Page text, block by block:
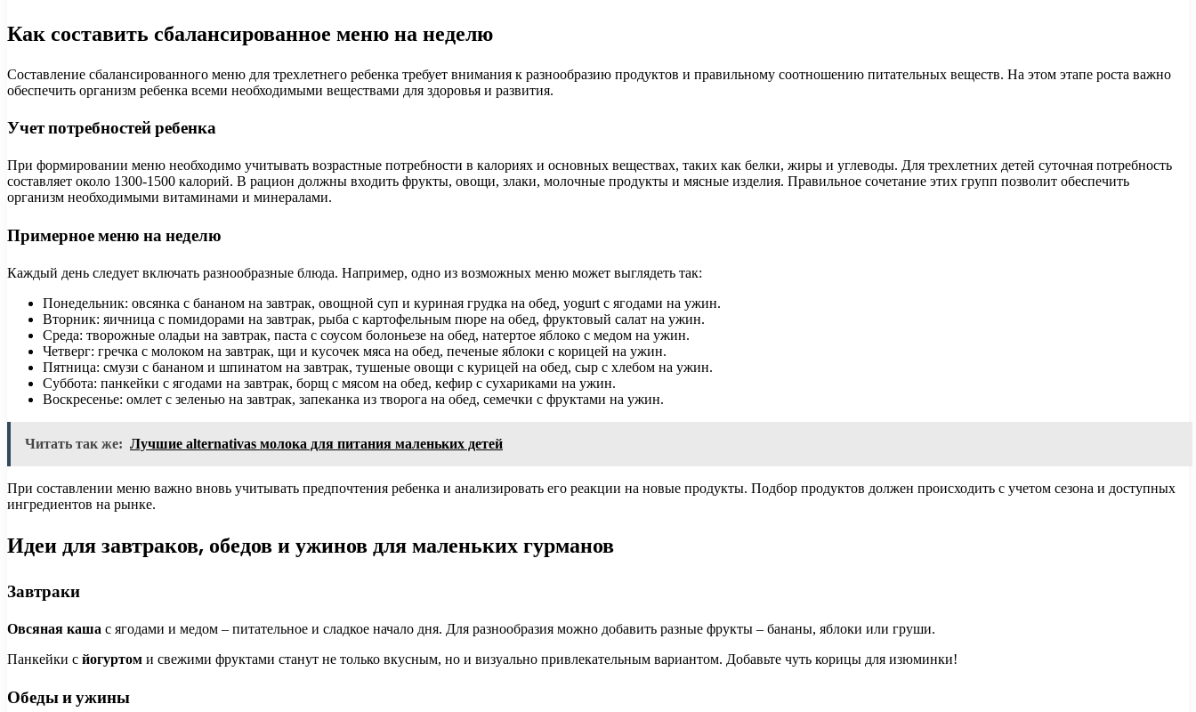
Как составить сбалансированное меню на неделю
Составление сбалансированного меню для трехлетнего ребенка требует внимания к разнообразию продуктов и правильному соотношению питательных веществ. На этом этапе роста важно
обеспечить организм ребенка всеми необходимыми веществами для здоровья и развития.
Учет потребностей ребенка
При формировании меню необходимо учитывать возрастные потребности в калориях и основных веществах, таких как белки, жиры и углеводы. Для трехлетних детей суточная потребность
составляет около 1300-1500 калорий. В рацион должны входить фрукты, овощи, злаки, молочные продукты и мясные изделия. Правильное сочетание этих групп позволит обеспечить
организм необходимыми витаминами и минералами.
Примерное меню на неделю
Каждый день следует включать разнообразные блюда. Например, одно из возможных меню может выглядеть так:
Понедельник: овсянка с бананом на завтрак, овощной суп и куриная грудка на обед, yogurt с ягодами на ужин.
Вторник: яичница с помидорами на завтрак, рыба с картофельным пюре на обед, фруктовый салат на ужин.
Среда: творожные оладьи на завтрак, паста с соусом болоньезе на обед, натертое яблоко с медом на ужин.
Четверг: гречка с молоком на завтрак, щи и кусочек мяса на обед, печеные яблоки с корицей на ужин.
Пятница: смузи с бананом и шпинатом на завтрак, тушеные овощи с курицей на обед, сыр с хлебом на ужин.
Суббота: панкейки с ягодами на завтрак, борщ с мясом на обед, кефир с сухариками на ужин.
Воскресенье: омлет с зеленью на завтрак, запеканка из творога на обед, семечки с фруктами на ужин.
Читать так же: Лучшие alternativas молока для питания маленьких детей
При составлении меню важно вновь учитывать предпочтения ребенка и анализировать его реакции на новые продукты. Подбор продуктов должен происходить с учетом сезона и доступных
ингредиентов на рынке.
Идеи для завтраков, обедов и ужинов для маленьких гурманов
Завтраки
Овсяная каша с ягодами и медом – питательное и сладкое начало дня. Для разнообразия можно добавить разные фрукты – бананы, яблоки или груши.
Панкейки с йогуртом и свежими фруктами станут не только вкусным, но и визуально привлекательным вариантом. Добавьте чуть корицы для изюминки!
Обеды и ужины